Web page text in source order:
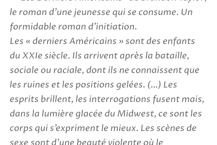
le roman d’une jeunesse qui se consume. Un
formidable roman d’initiation.
Les « derniers Américains » sont des enfants
du XXIe siècle. Ils arrivent après la bataille,
sociale ou raciale, dont ils ne connaissent que
les ruines et les positions gelées. (...) Les
esprits brillent, les interrogations fusent mais,
dans la lumière glacée du Midwest, ce sont les
corps qui s’expriment le mieux. Les scènes de